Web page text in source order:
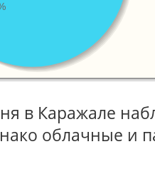
в Каражале
облачные и